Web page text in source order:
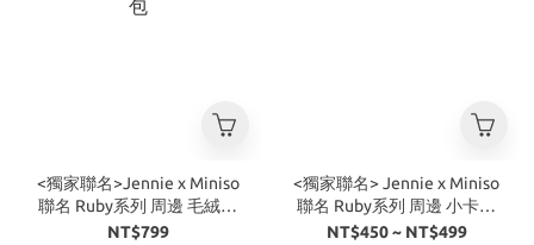
<獨家聯名>Jennie x Miniso
聯名 Ruby系列 周邊 毛絨娃
娃 1+1 組合 吊飾+娃包
NT$799
<獨家聯名> Jennie x Miniso
聯名 Ruby系列 周邊 小卡套
組 兩色
NT$450 ~ NT$499